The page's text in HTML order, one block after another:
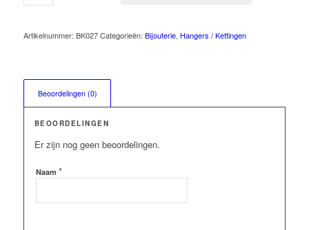
Artikelnummer: BK027 Categorieën: Bijouterie, Hangers / Kettingen
Beoordelingen (0)
BEOORDELINGEN
Er zijn nog geen beoordelingen.
Naam *